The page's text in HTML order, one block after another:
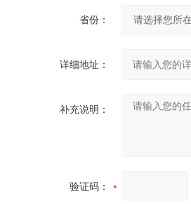
省份：
详细地址：
补充说明：
验证码：